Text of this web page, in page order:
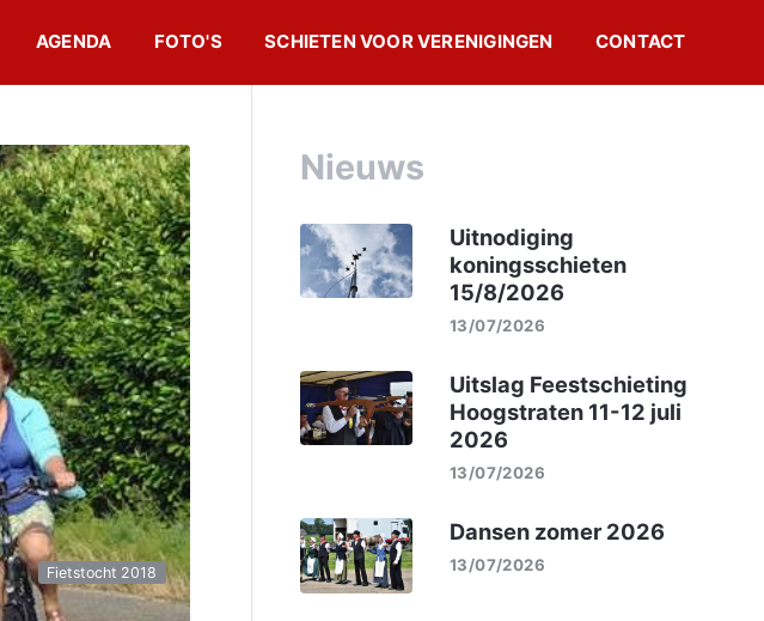
AGENDA FOTO'S SCHIETEN VOOR VERENIGINGEN CONTACT
Fietstocht 2018
Nieuws
Uitnodiging
koningsschieten
15/8/2026
13/07/2026
Uitslag Feestschieting
Hoogstraten 11-12 juli
2026
13/07/2026
Dansen zomer 2026
13/07/2026